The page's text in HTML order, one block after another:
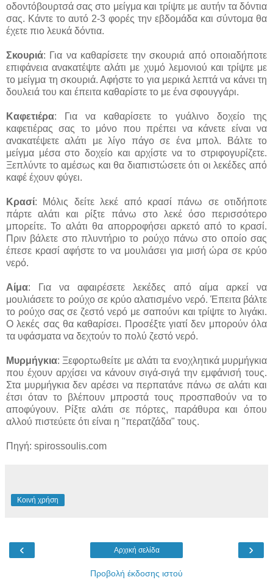
οδοντόβουρτσά σας στο μείγμα και τρίψτε με αυτήν τα δόντια
σας. Κάντε το αυτό 2-3 φορές την εβδομάδα και σύντομα θα
έχετε πιο λευκά δόντια.
Σκουριά: Για να καθαρίσετε την σκουριά από οποιαδήποτε
επιφάνεια ανακατέψτε αλάτι με χυμό λεμονιού και τρίψτε με
το μείγμα τη σκουριά. Αφήστε το για μερικά λεπτά να κάνει τη
δουλειά του και έπειτα καθαρίστε το με ένα σφουγγάρι.
Καφετιέρα: Για να καθαρίσετε το γυάλινο δοχείο της
καφετιέρας σας το μόνο που πρέπει να κάνετε είναι να
ανακατέψετε αλάτι με λίγο πάγο σε ένα μπολ. Βάλτε το
μείγμα μέσα στο δοχείο και αρχίστε να το στριφογυρίζετε.
Ξεπλύντε το αμέσως και θα διαπιστώσετε ότι οι λεκέδες από
καφέ έχουν φύγει.
Κρασί: Μόλις δείτε λεκέ από κρασί πάνω σε οτιδήποτε
πάρτε αλάτι και ρίξτε πάνω στο λεκέ όσο περισσότερο
μπορείτε. Το αλάτι θα απορροφήσει αρκετό από το κρασί.
Πριν βάλετε στο πλυντήριο το ρούχο πάνω στο οποίο σας
έπεσε κρασί αφήστε το να μουλιάσει για μισή ώρα σε κρύο
νερό.
Αίμα: Για να αφαιρέσετε λεκέδες από αίμα αρκεί να
μουλιάσετε το ρούχο σε κρύο αλατισμένο νερό. Έπειτα βάλτε
το ρούχο σας σε ζεστό νερό με σαπούνι και τρίψτε το λιγάκι.
Ο λεκές σας θα καθαρίσει. Προσέξτε γιατί δεν μπορούν όλα
τα υφάσματα να δεχτούν το πολύ ζεστό νερό.
Μυρμήγκια: Ξεφορτωθείτε με αλάτι τα ενοχλητικά μυρμήγκια
που έχουν αρχίσει να κάνουν σιγά-σιγά την εμφάνισή τους.
Στα μυρμήγκια δεν αρέσει να περπατάνε πάνω σε αλάτι και
έτσι όταν το βλέπουν μπροστά τους προσπαθούν να το
αποφύγουν. Ρίξτε αλάτι σε πόρτες, παράθυρα και όπου
αλλού πιστεύετε ότι είναι η "περατζάδα" τους.
Πηγή: spirossoulis.com
Κοινή χρήση
‹ ›
Αρχική σελίδα
Προβολή έκδοσης ιστού